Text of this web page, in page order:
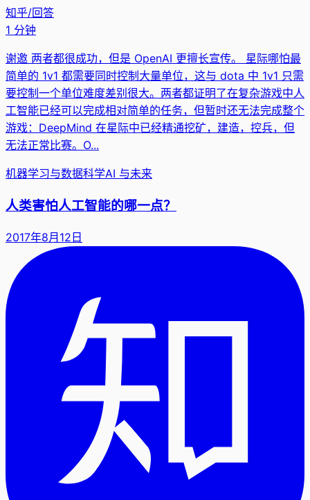
知乎/回答
1 分钟
谢邀 两者都很成功，但是 OpenAI 更擅长宣传。 星际哪怕最
简单的 1v1 都需要同时控制大量单位，这与 dota 中 1v1 只需
要控制一个单位难度差别很大。两者都证明了在复杂游戏中人
工智能已经可以完成相对简单的任务，但暂时还无法完成整个
游戏：DeepMind 在星际中已经精通挖矿，建造，控兵，但
无法正常比赛。O...
机器学习与数据科学AI 与未来
人类害怕人工智能的哪一点？
2017年8月12日